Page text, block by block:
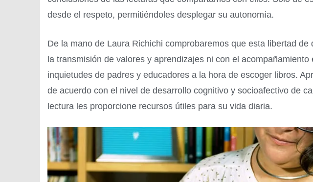
desde el respeto, permitiéndoles desplegar su autonomía.
De la mano de Laura Richichi comprobaremos que esta libertad
la transmisión de valores y aprendizajes ni con el acompañamiento
inquietudes de padres y educadores a la hora de escoger libros.
de acuerdo con el nivel de desarrollo cognitivo y socioafectivo de
lectura les proporcione recursos útiles para su vida diaria.